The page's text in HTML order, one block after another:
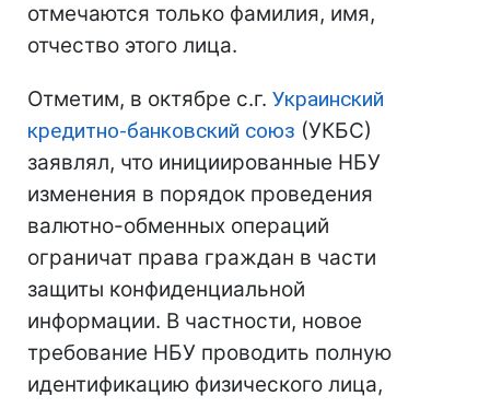
отмечаются только фамилия, имя,
отчество этого лица.
Отметим, в октябре с.г. Украинский
кредитно-банковский союз (УКБС)
заявлял, что инициированные НБУ
изменения в порядок проведения
валютно-обменных операций
ограничат права граждан в части
защиты конфиденциальной
информации. В частности, новое
требование НБУ проводить полную
идентификацию физического лица,